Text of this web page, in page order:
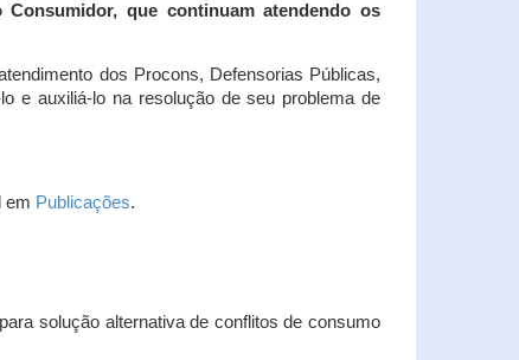
que continuam atendendo os
dos Procons, Defensorias Públicas,
e auxiliá-lo na resolução de seu problema de
em Publicações.
solução alternativa de conflitos de consumo